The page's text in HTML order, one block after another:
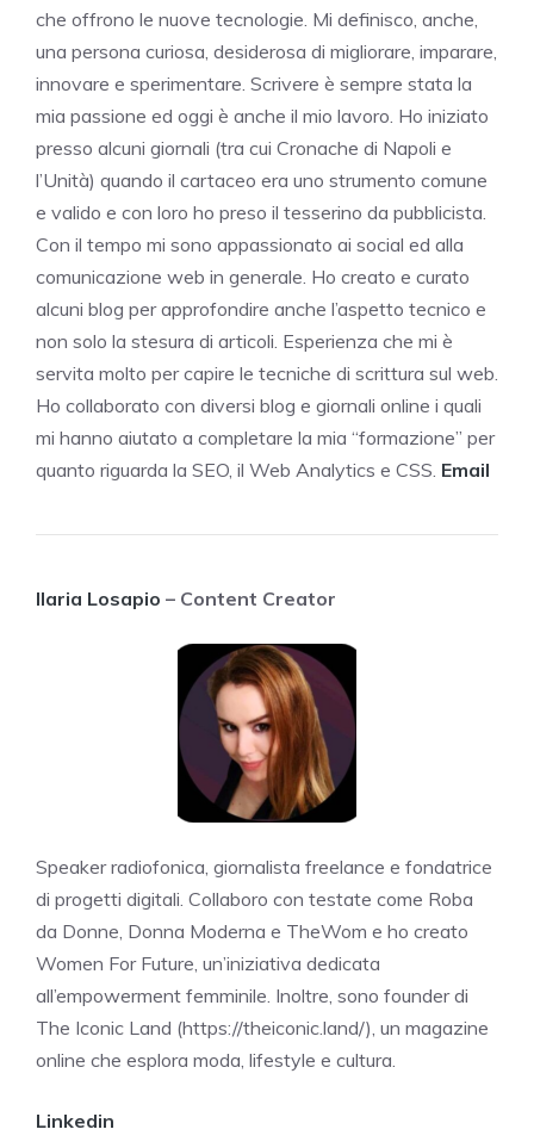
che offrono le nuove tecnologie. Mi definisco, anche,
una persona curiosa, desiderosa di migliorare, imparare,
innovare e sperimentare. Scrivere è sempre stata la
mia passione ed oggi è anche il mio lavoro. Ho iniziato
presso alcuni giornali (tra cui Cronache di Napoli e
l’Unità) quando il cartaceo era uno strumento comune
e valido e con loro ho preso il tesserino da pubblicista.
Con il tempo mi sono appassionato ai social ed alla
comunicazione web in generale. Ho creato e curato
alcuni blog per approfondire anche l’aspetto tecnico e
non solo la stesura di articoli. Esperienza che mi è
servita molto per capire le tecniche di scrittura sul web.
Ho collaborato con diversi blog e giornali online i quali
mi hanno aiutato a completare la mia “formazione” per
quanto riguarda la SEO, il Web Analytics e CSS. Email
Ilaria Losapio – Content Creator
Speaker radiofonica, giornalista freelance e fondatrice
di progetti digitali. Collaboro con testate come Roba
da Donne, Donna Moderna e TheWom e ho creato
Women For Future, un’iniziativa dedicata
all’empowerment femminile. Inoltre, sono founder di
The Iconic Land (https://theiconic.land/), un magazine
online che esplora moda, lifestyle e cultura.
Linkedin